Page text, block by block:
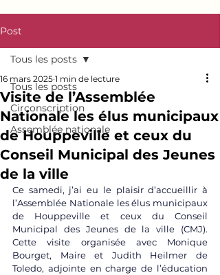
Post
Tous les posts
Circonscription
Assemblée nationale
Tous les posts
Visite de l’Assemblée
Nationale les élus municipaux
de Houppeville et ceux du
Conseil Municipal des Jeunes
de la ville
16 mars 2025 1 min de lecture
Ce samedi, j’ai eu le plaisir d’accueillir à
l’Assemblée Nationale les élus municipaux
de Houppeville et ceux du Conseil
Municipal des Jeunes de la ville (CMJ).
Cette visite organisée avec Monique
Bourget, Maire et Judith Heilmer de
Toledo, adjointe en charge de l’éducation